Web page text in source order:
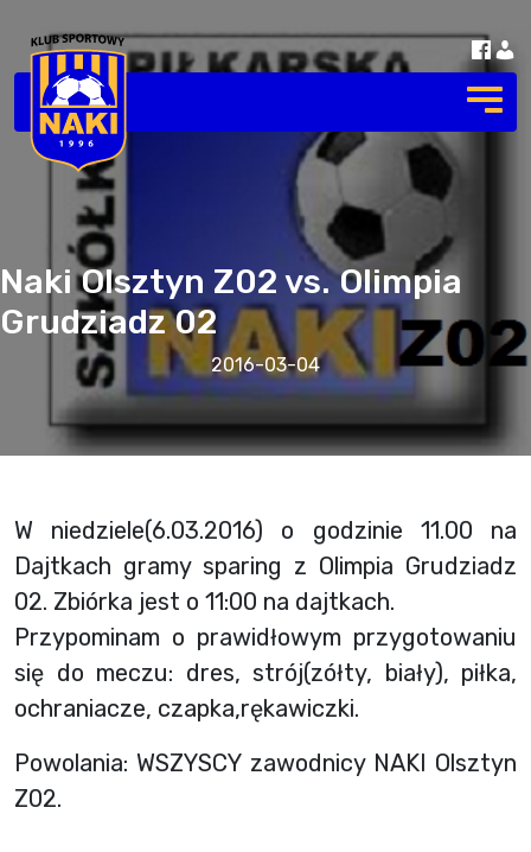
Naki Olsztyn Z02 vs. Olimpia
Grudziadz 02
2016-03-04
W niedziele(6.03.2016) o godzinie 11.00 na
Dajtkach gramy sparing z Olimpia Grudziadz
02. Zbiórka jest o 11:00 na dajtkach.
Przypominam o prawidłowym przygotowaniu
się do meczu: dres, strój(zółty, biały), piłka,
ochraniacze, czapka,rękawiczki.
Powolania: WSZYSCY zawodnicy NAKI Olsztyn
Z02.